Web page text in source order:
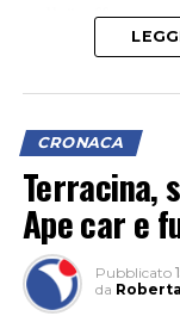
nulla”, afferma.
CRONACA
Terracina,
Ape car e
Pubblicato
da